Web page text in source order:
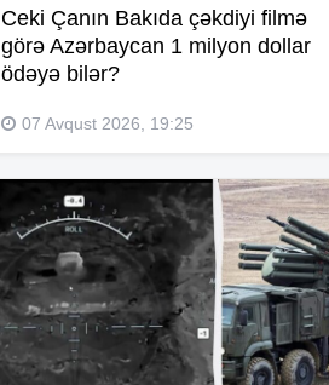
Ceki Çanın Bakıda çəkdiyi filmə
görə Azərbaycan 1 milyon dollar
ödəyə bilər?
07 Avqust 2026, 19:25